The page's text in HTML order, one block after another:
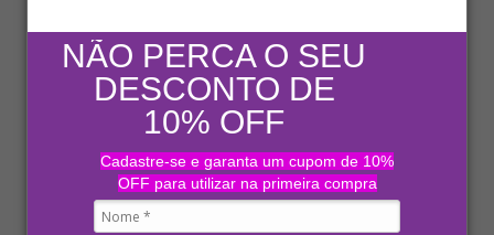
NÃO PERCA O SEU
DESCONTO DE
10% OFF
Cadastre-se e garanta um cupom de 10%
OFF para utilizar na primeira compra